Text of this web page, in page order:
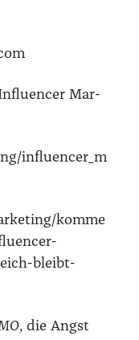
Mar­
influencer_m
komme
bleibt-
, die Angst